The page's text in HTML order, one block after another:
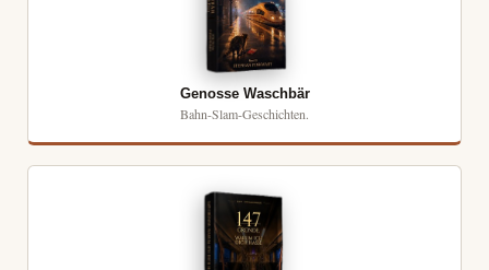
Genosse Waschbär
Bahn-Slam-Geschichten.